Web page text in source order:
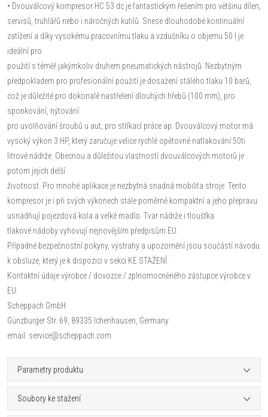
• Dvouválcový kompresor HC 53 dc je fantastickým řešením pro většinu dílen,
servisů, truhlářů nebo i náročných kutilů. Snese dlouhodobé kontinuální
zatížení a díky vysokému pracovnímu tlaku a vzdušníku o objemu 50 l je
ideální pro
použití s téměř jakýmkoliv druhem pneumatických nástrojů. Nezbytným
předpokladem pro profesionální použití je dosažení stálého tlaku 10 barů,
což je důležité pro dokonalé nastřelení dlouhých hřebů (100 mm), pro
sponkování, nýtování
pro uvolňování šroubů u aut, pro stříkací práce ap. Dvouválcový motor má
vysoký výkon 3 HP, který zaručuje velice rychlé opětovné natlakování 50ti
litrové nádrže. Obecnou a důležitou vlastností dvouválcových motorů je
potom jejich delší
životnost. Pro mnohé aplikace je nezbytná snadná mobilita stroje. Tento
kompresor je i při svých výkonech stále poměrně kompaktní a jeho přepravu
usnadňují pojezdová kola a velké madlo. Tvar nádrže i tloušťka
tlakové nádoby vyhovují nejnovějším předpisům EU.
Případné bezpečnostní pokyny, výstrahy a upozornění jsou součástí návodu
k obsluze, který je k dispozici v sekci KE STAŽENÍ.
Kontaktní údaje výrobce / dovozce / zplnomocněného zástupce výrobce v
EU:
Scheppach GmbH
Günzburger Str. 69, 89335 Ichenhausen, Germany
email: service@scheppach.com
Parametry produktu
Soubory ke stažení